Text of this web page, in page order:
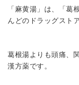
「麻黄湯」は、「葛
んどのドラッグスト
葛根湯よりも頭痛、
漢方薬です。